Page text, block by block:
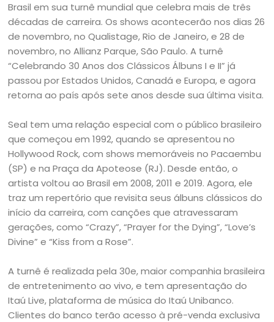
Brasil em sua turnê mundial que celebra mais de três
décadas de carreira. Os shows acontecerão nos dias 26
de novembro, no Qualistage, Rio de Janeiro, e 28 de
novembro, no Allianz Parque, São Paulo. A turnê
“Celebrando 30 Anos dos Clássicos Álbuns I e II” já
passou por Estados Unidos, Canadá e Europa, e agora
retorna ao país após sete anos desde sua última visita.
Seal tem uma relação especial com o público brasileiro
que começou em 1992, quando se apresentou no
Hollywood Rock, com shows memoráveis no Pacaembu
(SP) e na Praça da Apoteose (RJ). Desde então, o
artista voltou ao Brasil em 2008, 2011 e 2019. Agora, ele
traz um repertório que revisita seus álbuns clássicos do
início da carreira, com canções que atravessaram
gerações, como “Crazy”, “Prayer for the Dying”, “Love’s
Divine” e “Kiss from a Rose”.
A turnê é realizada pela 30e, maior companhia brasileira
de entretenimento ao vivo, e tem apresentação do
Itaú Live, plataforma de música do Itaú Unibanco.
Clientes do banco terão acesso à pré-venda exclusiva